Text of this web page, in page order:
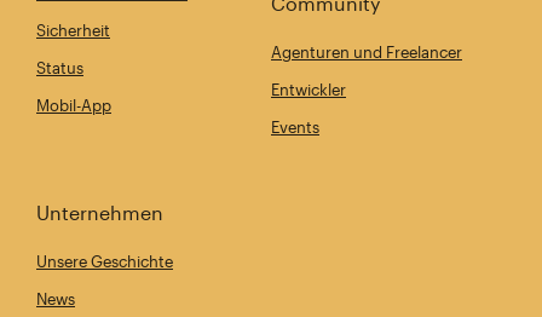
Sicherheit
Status
Mobil-App
Agenturen und Freelancer
Entwickler
Events
Unternehmen
Unsere Geschichte
News